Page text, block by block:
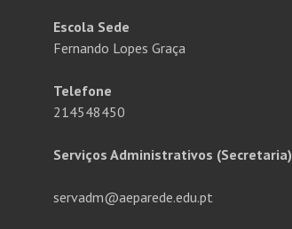
Escola Sede
Fernando Lopes Graça
Telefone
214548450
Serviços Administrativos (Secretaria)
servadm@aeparede.edu.pt